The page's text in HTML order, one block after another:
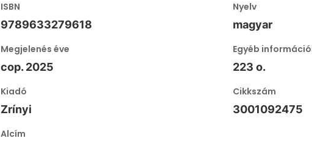
ISBN
9789633279618
Nyelv
magyar
Megjelenés éve
cop. 2025
Egyéb
223 o.
Kiadó
Zrínyi
Cikkszám
3001092475
Alcím